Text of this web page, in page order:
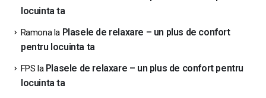
locuinta ta
Ramonala Plasele de relaxare – un plus de confort
pentru locuinta ta
FPS la Plasele de relaxare – un plus de confort pentru
locuinta ta